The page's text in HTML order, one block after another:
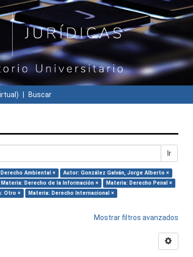
Buscar
Ir
Ambiental ×
Autor: González Galván, Jorge Alberto ×
Materia: Derecho de la Información ×
Materia: Derecho Penal ×
Otro ×
Materia: Derecho Internacional ×
Mostrar filtros avanzados